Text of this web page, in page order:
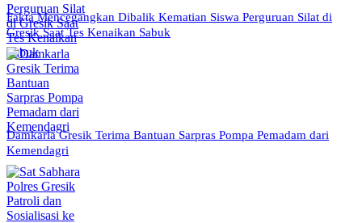
Fakta Mencegangkan Dibalik Kematian Siswa Perguruan Silat di
Gresik Saat Tes Kenaikan Sabuk
Damkarla Gresik Terima Bantuan Sarpras Pompa Pemadam dari
Kemendagri